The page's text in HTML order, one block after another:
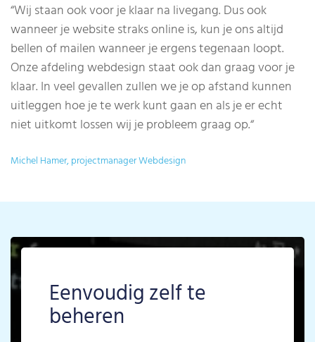
“Wij staan ook voor je klaar na livegang. Dus ook
wanneer je website straks online is, kun je ons altijd
bellen of mailen wanneer je ergens tegenaan loopt.
Onze afdeling webdesign staat ook dan graag voor je
klaar. In veel gevallen zullen we je op afstand kunnen
uitleggen hoe je te werk kunt gaan en als je er echt
niet uitkomt lossen wij je probleem graag op.“
Michel Hamer, projectmanager Webdesign
Eenvoudig zelf te
beheren